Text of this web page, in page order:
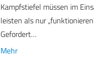
Kampfstiefel müssen im
leisten als nur
Gefordert…
Mehr